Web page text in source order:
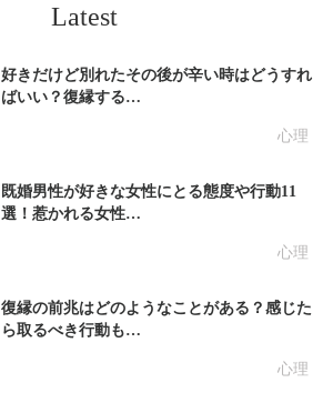
Latest
心理
好きだけど別れたその後が辛い時はどうすれ
ばいい？復縁する…
心理
既婚男性が好きな女性にとる態度や行動11
選！惹かれる女性…
心理
復縁の前兆はどのようなことがある？感じた
ら取るべき行動も…